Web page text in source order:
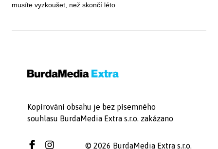
musíte vyzkoušet, než skončí léto
Kopírování obsahu je bez písemného
souhlasu BurdaMedia Extra s.r.o. zakázano
© 2026 BurdaMedia Extra s.r.o.